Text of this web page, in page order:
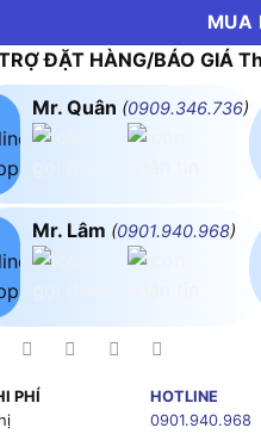
MUA
ĐẶT HÀNG/BÁO GIÁ
Mr. Quân (0909.346.736)
Mr. Lâm (0901.940.968)
PHÍ
HOTLINE
0901.940.968